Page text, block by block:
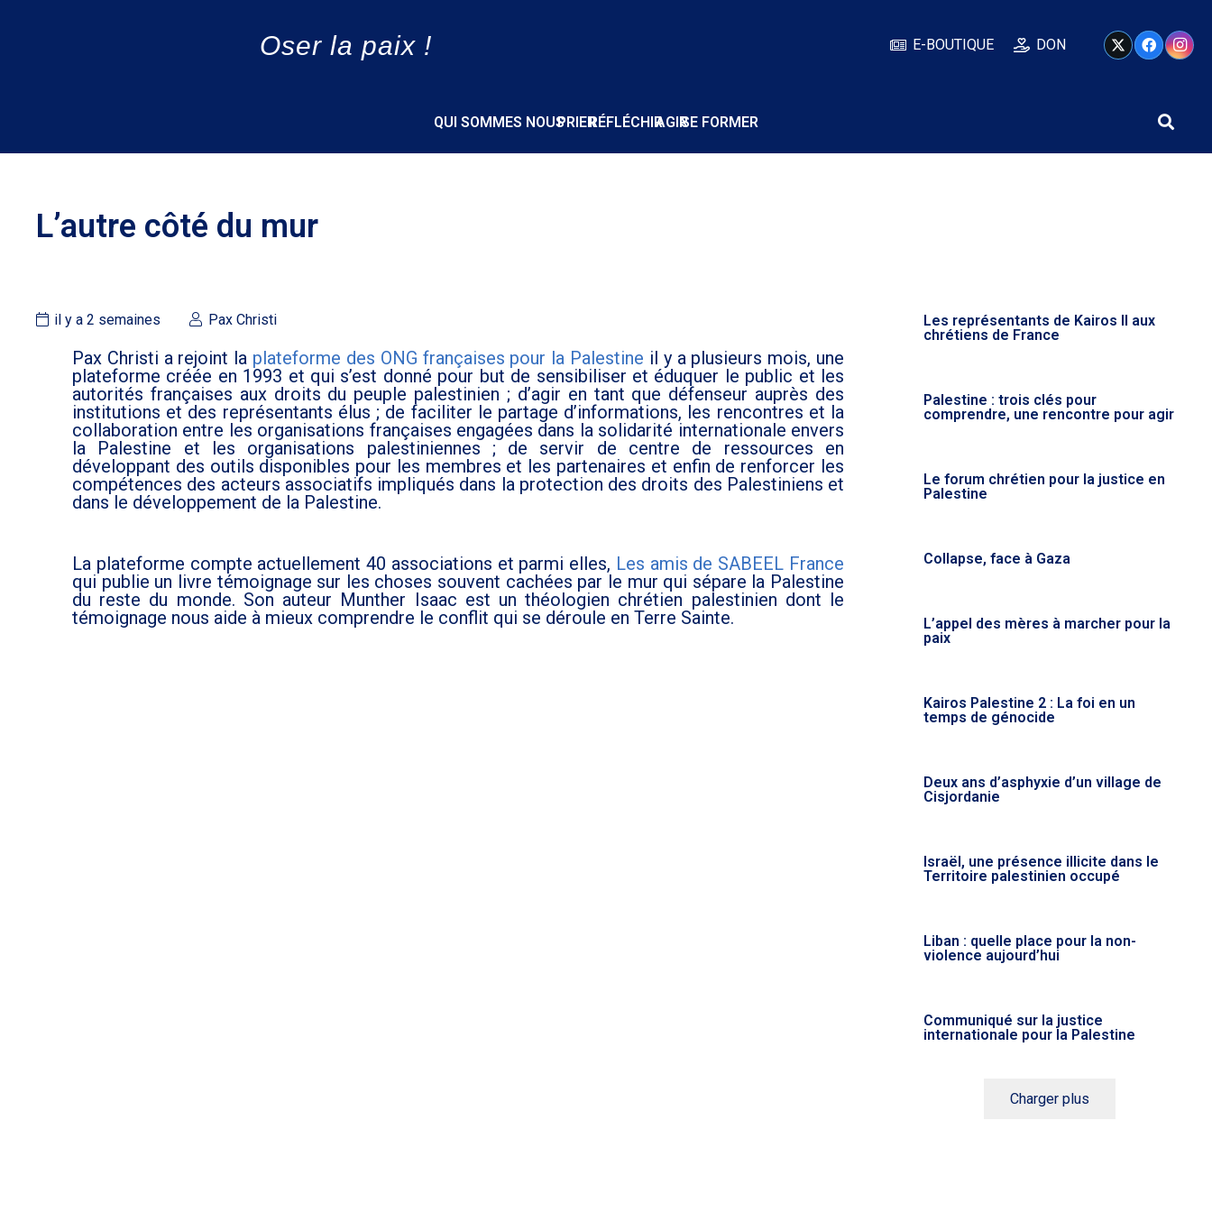
Oser la paix ! E-BOUTIQUE DON
QUI SOMMES NOUSPRIERRÉFLÉCHIRAGIRSE FORMER
L’autre côté du mur
il y a 2 semaines Pax Christi
Pax Christi a rejoint la plateforme des ONG françaises pour la Palestine il y a plusieurs mois, une
plateforme créée en 1993 et qui s’est donné pour but de sensibiliser et éduquer le public et les
autorités françaises aux droits du peuple palestinien ; d’agir en tant que défenseur auprès des
institutions et des représentants élus ; de faciliter le partage d’informations, les rencontres et la
collaboration entre les organisations françaises engagées dans la solidarité internationale envers
la Palestine et les organisations palestiniennes ; de servir de centre de ressources en
développant des outils disponibles pour les membres et les partenaires et enfin de renforcer les
compétences des acteurs associatifs impliqués dans la protection des droits des Palestiniens et
dans le développement de la Palestine.
La plateforme compte actuellement 40 associations et parmi elles, Les amis de SABEEL France
qui publie un livre témoignage sur les choses souvent cachées par le mur qui sépare la Palestine
du reste du monde. Son auteur Munther Isaac est un théologien chrétien palestinien dont le
témoignage nous aide à mieux comprendre le conflit qui se déroule en Terre Sainte.
Les représentants de Kairos II aux
chrétiens de France
Palestine : trois clés pour
comprendre, une rencontre pour agir
Le forum chrétien pour la justice en
Palestine
Collapse, face à Gaza
L’appel des mères à marcher pour la
paix
Kairos Palestine 2 : La foi en un
temps de génocide
Deux ans d’asphyxie d’un village de
Cisjordanie
Israël, une présence illicite dans le
Territoire palestinien occupé
Liban : quelle place pour la non-
violence aujourd’hui
Communiqué sur la justice
internationale pour la Palestine
Charger plus